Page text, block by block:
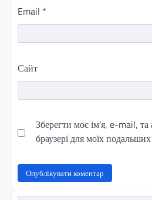
Email *
Сайт
Зберегти моє ім'я, e-mail,
браузері для моїх